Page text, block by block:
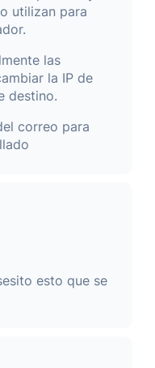
utilizan para
las
la IP de
destino.
correo para
esto que se